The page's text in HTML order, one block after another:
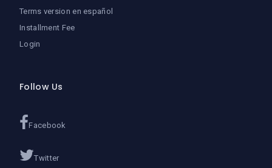
Terms version en español
Installment Fee
Login
Follow Us
Facebook
Twitter